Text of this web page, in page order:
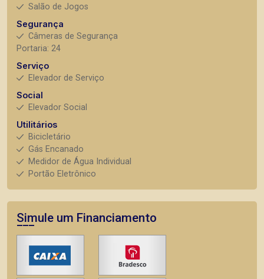
Salão de Jogos
Segurança
Câmeras de Segurança
Portaria: 24
Serviço
Elevador de Serviço
Social
Elevador Social
Utilitários
Bicicletário
Gás Encanado
Medidor de Água Individual
Portão Eletrônico
Simule um Financiamento